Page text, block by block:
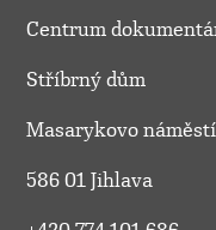
Centrum
Stříbrný dům
Masarykovo
586 01 Jihlava